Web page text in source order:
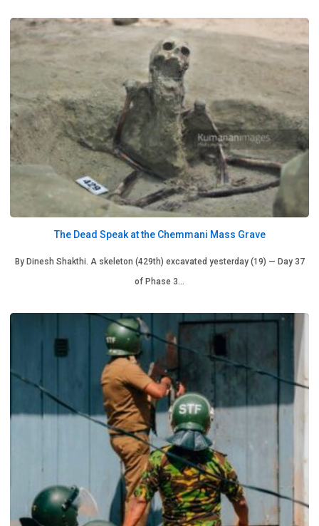
The Dead Speak at the Chemmani Mass Grave
By Dinesh Shakthi. A skeleton (429th) excavated yesterday (19) — Day 37
of Phase 3…